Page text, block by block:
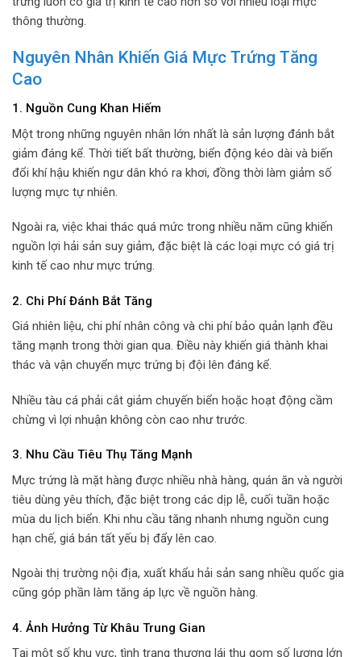
thông thường.
Nguyên Nhân Khiến Giá Mực Trứng Tăng
Cao
1. Nguồn Cung Khan Hiếm
Một trong những nguyên nhân lớn nhất là sản lượng đánh bắt
giảm đáng kể. Thời tiết bất thường, biển động kéo dài và biến
đổi khí hậu khiến ngư dân khó ra khơi, đồng thời làm giảm số
lượng mực tự nhiên.
Ngoài ra, việc khai thác quá mức trong nhiều năm cũng khiến
nguồn lợi hải sản suy giảm, đặc biệt là các loại mực có giá trị
kinh tế cao như mực trứng.
2. Chi Phí Đánh Bắt Tăng
Giá nhiên liệu, chi phí nhân công và chi phí bảo quản lạnh đều
tăng mạnh trong thời gian qua. Điều này khiến giá thành khai
thác và vận chuyển mực trứng bị đội lên đáng kể.
Nhiều tàu cá phải cắt giảm chuyến biển hoặc hoạt động cầm
chừng vì lợi nhuận không còn cao như trước.
3. Nhu Cầu Tiêu Thụ Tăng Mạnh
Mực trứng là mặt hàng được nhiều nhà hàng, quán ăn và người
tiêu dùng yêu thích, đặc biệt trong các dịp lễ, cuối tuần hoặc
mùa du lịch biển. Khi nhu cầu tăng nhanh nhưng nguồn cung
hạn chế, giá bán tất yếu bị đẩy lên cao.
Ngoài thị trường nội địa, xuất khẩu hải sản sang nhiều quốc gia
cũng góp phần làm tăng áp lực về nguồn hàng.
4. Ảnh Hưởng Từ Khâu Trung Gian
Tại một số khu vực, tình trạng thương lái thu gom số lượng lớn